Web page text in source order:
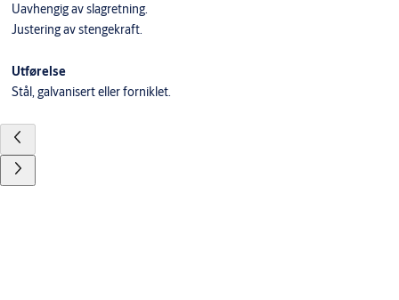
Uavhengig av slagretning.
Justering av stengekraft.
Utførelse
Stål, galvanisert eller forniklet.